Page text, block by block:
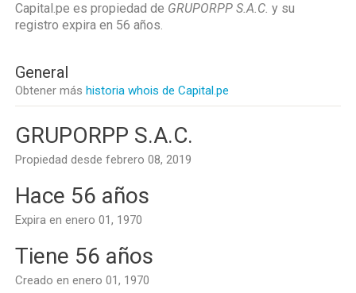
Capital.pe es propiedad de GRUPORPP S.A.C. y su
registro expira en 56 años.
General
Obtener más historia whois de Capital.pe
GRUPORPP S.A.C.
Propiedad desde febrero 08, 2019
Hace 56 años
Expira en enero 01, 1970
Tiene 56 años
Creado en enero 01, 1970